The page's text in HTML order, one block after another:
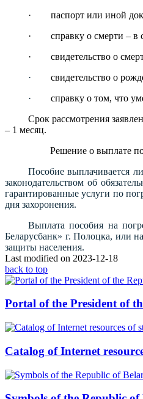
· паспорт или иной
· справку о смерти – в
· свидетельство о
· свидетельство о
· справку о том, что
Срок рассмотрения
– 1 месяц.
Решение о выплате
Пособие выплачивается
законодательством об
гарантированные услуги по
дня захоронения.
Выплата пособия на
Беларусбанк» г. Полоцка, или
защиты населения.
Last modified on 2023-12-18
back to top
Portal of the President of
Catalog of Internet